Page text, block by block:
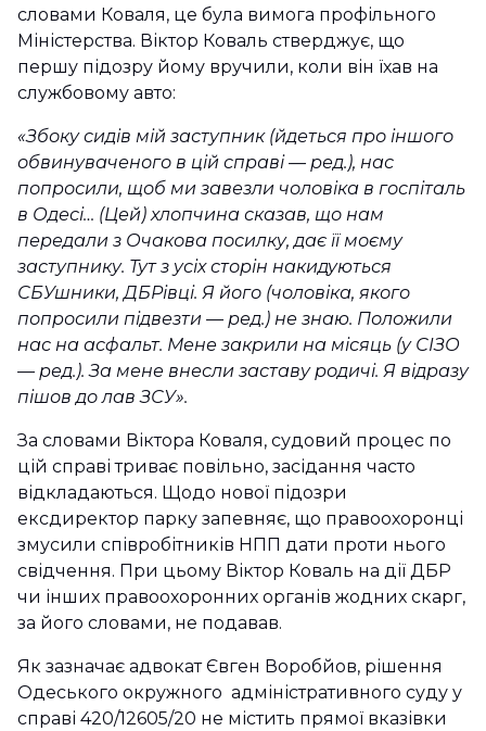
словами Коваля, це була вимога профільного
Міністерства. Віктор Коваль стверджує, що
першу підозру йому вручили, коли він їхав на
службовому авто:
«Збоку сидів мій заступник (йдеться про іншого
обвинуваченого в цій справі— ред.), нас
попросили, щоб ми завезли чоловіка в госпіталь
в Одесі… (Цей) хлопчина сказав, що нам
передали з Очакова посилку, дає її моєму
заступнику. Тут з усіх сторін накидуються
СБУшники, ДБРівці. Я його (чоловіка, якого
попросили підвезти — ред.) не знаю. Положили
нас на асфальт. Мене закрили на місяць (у СІЗО
— ред.). За мене внесли заставу родичі. Я відразу
пішов до лав ЗСУ».
За словами Віктора Коваля, судовий процес по
цій справі триває повільно, засідання часто
відкладаються. Щодо нової підозри
ексдиректор парку запевняє, що правоохоронці
змусили співробітників НПП дати проти нього
свідчення. При цьому Віктор Коваль на дії ДБР
чи інших правоохоронних органів жодних скарг,
за його словами, не подавав.
Як зазначає адвокат Євген Воробйов, рішення
Одеського окружного адміністративного суду у
справі 420/12605/20 не містить прямої вказівки